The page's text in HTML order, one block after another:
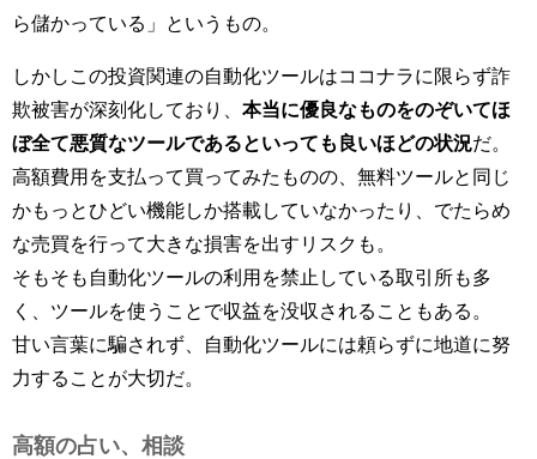
ら儲かっている」というもの。
しかしこの投資関連の自動化ツールはココナラに限らず詐
欺被害が深刻化しており、 本当に優良なものをのぞいてほ
ぼ全て悪質なツールであるといっても良いほどの状況だ。
高額費用を支払って買ってみたものの、無料ツールと同じ
かもっとひどい機能しか搭載していなかったり、でたらめ
な売買を行って大きな損害を出すリスクも。
そもそも自動化ツールの利用を禁止している取引所も多
く、ツールを使うことで収益を没収されることもある。
甘い言葉に騙されず、自動化ツールには頼らずに地道に努
力することが大切だ。
高額の占い、相談